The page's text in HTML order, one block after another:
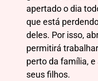
apertado o dia
que está
deles. Por isso,
permitirá
perto da família,
seus filhos.